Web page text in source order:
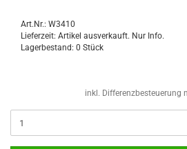
Art.Nr.: W3410
Lieferzeit: Artikel ausverkauft. Nur Info.
Lagerbestand: 0 Stück
inkl. Differenzbesteuerung